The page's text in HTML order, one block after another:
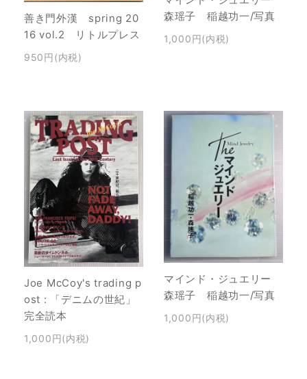
善き門外漢 spring 20
16 vol.2 リトルプレス
950円(内税)
森瑶子 稲越功一/写真
1,000円(内税)
Joe McCoy's trading p
ost : 「デニムの世紀」
完全読本
1,000円(内税)
マインド・ジュエリー
森瑶子 稲越功一/写真
1,000円(内税)